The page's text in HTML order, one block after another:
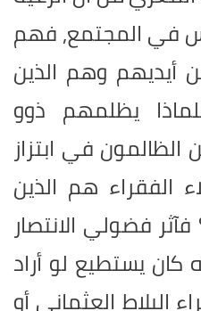
في المجتمع, فهم
أيديهم وهم الذين
يظلمهم ذوو
الظالمون في ابتزاز
الفقراء هم الذين
فضولي الانتصار
كان يستطيع لو أراد
البلاط العثماني أو